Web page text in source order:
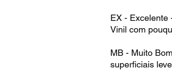
EX - Excelente
Vinil com
MB - Muito
superficiais